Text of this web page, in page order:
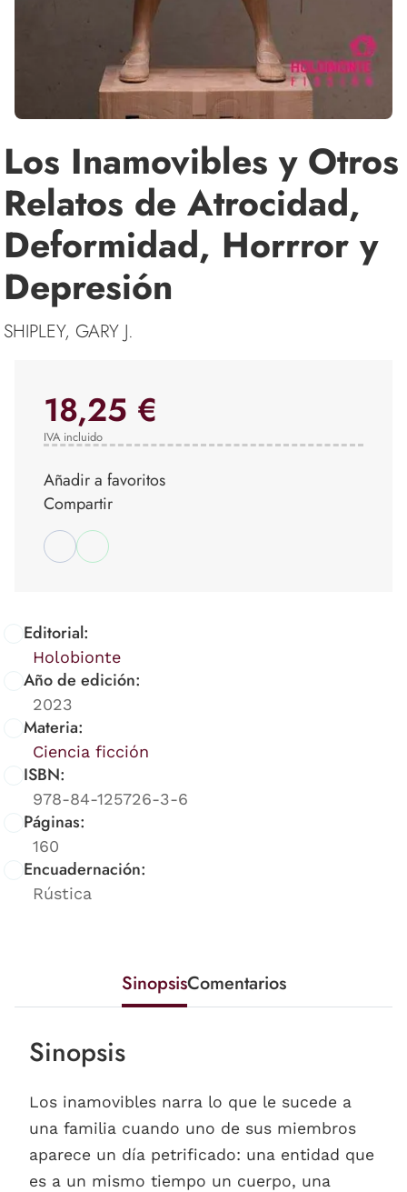
Los Inamovibles y Otros
Relatos de Atrocidad,
Deformidad, Horrror y
Depresión
SHIPLEY, GARY J.
Editorial:
Holobionte
Año de edición:
2023
Materia:
Ciencia ficción
ISBN:
978-84-125726-3-6
Páginas:
160
Encuadernación:
Rústica
18,25 €
IVA incluido
Añadir a favoritos
Compartir
SinopsisComentarios
Sinopsis
Los inamovibles narra lo que le sucede a
una familia cuando uno de sus miembros
aparece un día petrificado: una entidad que
es a un mismo tiempo un cuerpo, una